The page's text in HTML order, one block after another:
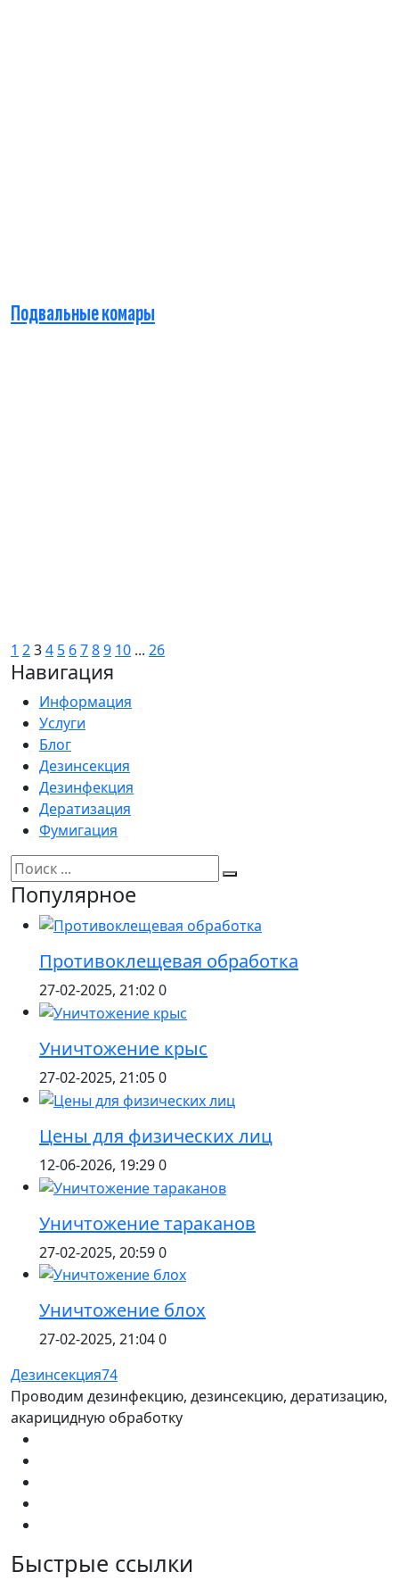
Подвальные комары
1 234 5 6789 10 ... 26
Навигация
Информация
Услуги
Блог
Дезинсекция
Дезинфекция
Дератизация
Фумигация
Популярное
Противоклещевая обработка
27-02-2025, 21:020
Уничтожение крыс
27-02-2025, 21:050
Цены для физических лиц
12-06-2026, 19:290
Уничтожение тараканов
27-02-2025, 20:590
Уничтожение блох
27-02-2025, 21:040
Дезинсекция74
Проводим дезинфекцию, дезинсекцию, дератизацию,
акарицидную обработку
Быстрые ссылки